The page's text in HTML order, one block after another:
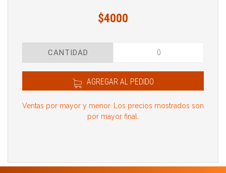
$4000
CANTIDAD
AGREGAR AL PEDIDO
Ventas por mayor y menor. Los precios mostrados son
por mayor final.